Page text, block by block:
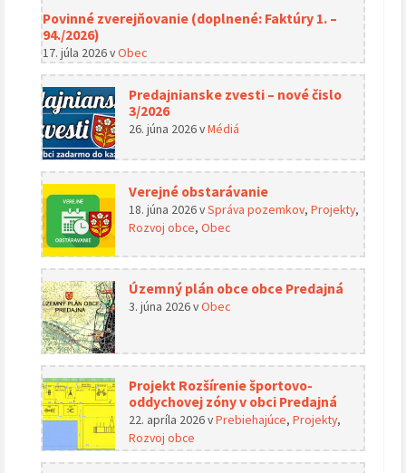
Povinné zverejňovanie (doplnené: Faktúry 1. –
94./2026)
17. júla 2026vObec
Predajnianske zvesti – nové čislo
3/2026
26. júna 2026vMédiá
Verejné obstarávanie
18. júna 2026vSpráva pozemkov, Projekty,
Rozvoj obce, Obec
Územný plán obce obce Predajná
3. júna 2026vObec
Projekt Rozšírenie športovo-
oddychovej zóny v obci Predajná
22. apríla 2026vPrebiehajúce, Projekty,
Rozvoj obce